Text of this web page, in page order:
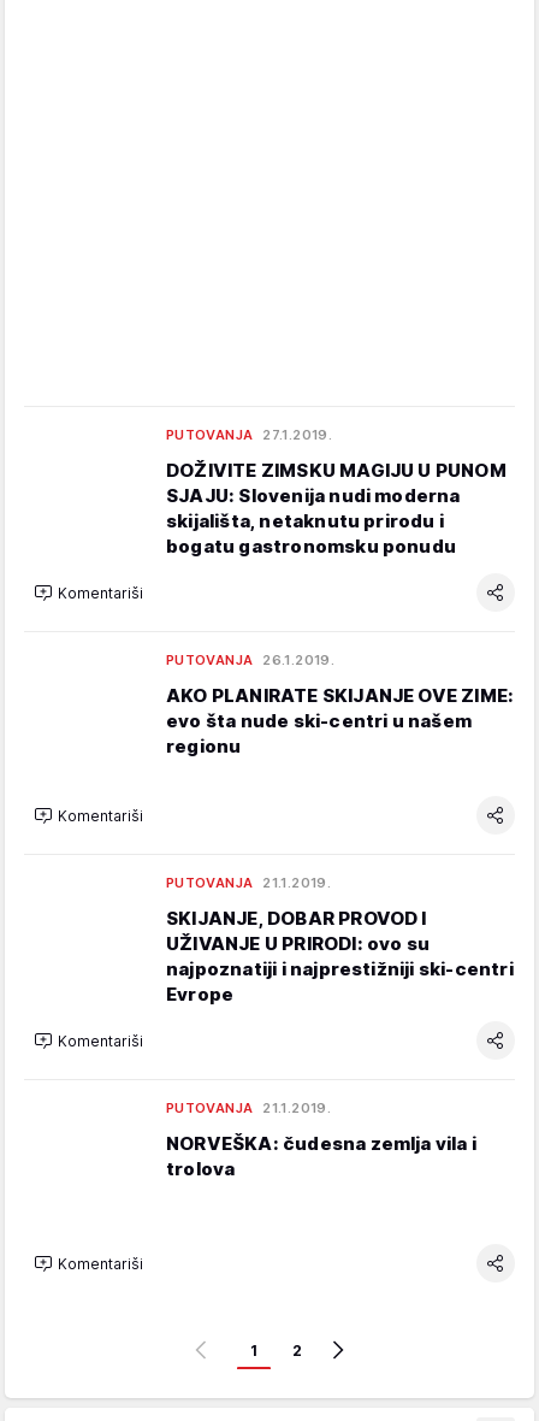
PUTOVANJA 27.1.2019.
DOŽIVITE ZIMSKU MAGIJU U PUNOM
SJAJU: Slovenija nudi moderna
skijališta, netaknutu prirodu i
bogatu gastronomsku ponudu
Komentariši
PUTOVANJA 26.1.2019.
AKO PLANIRATE SKIJANJE OVE ZIME:
evo šta nude ski-centri u našem
regionu
Komentariši
PUTOVANJA 21.1.2019.
SKIJANJE, DOBAR PROVOD I
UŽIVANJE U PRIRODI: ovo su
najpoznatiji i najprestižniji ski-centri
Evrope
Komentariši
PUTOVANJA 21.1.2019.
NORVEŠKA: čudesna zemlja vila i
trolova
Komentariši
1 2